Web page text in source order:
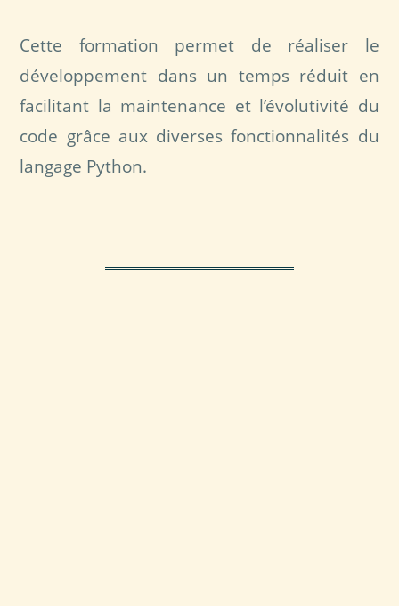
Cette formation permet de réaliser le
développement dans un temps réduit en
facilitant la maintenance et l’évolutivité du
code grâce aux diverses fonctionnalités du
langage Python.